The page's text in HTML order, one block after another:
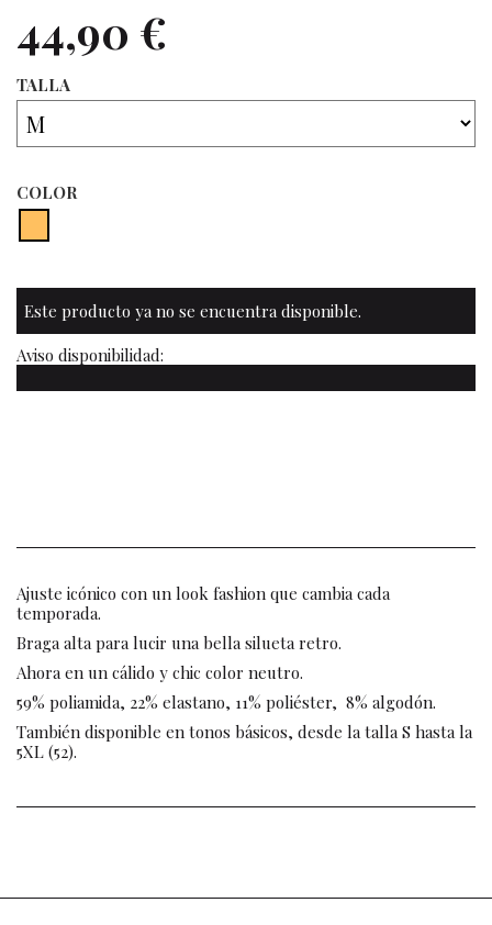
44,90 €
TALLA
COLOR
Este producto ya no se encuentra disponible.
Aviso disponibilidad:
Ajuste icónico con un look fashion que cambia cada
temporada.
Braga alta para lucir una bella silueta retro.
Ahora en un cálido y chic color neutro.
59% poliamida, 22% elastano, 11% poliéster, 8% algodón.
También disponible en tonos básicos, desde la talla S hasta la
5XL (52).